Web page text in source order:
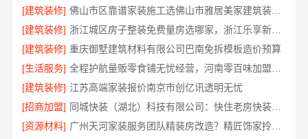
[建筑装修]
佛山市区靠谱家装施工选佛山市雅居美家建筑装饰工程有限公司
[建筑装修]
浙江城区房子整装免费量房选哪家，浙江乐享新材料有限公司
[建筑装修] 重庆御墅建筑材料有限公司巴南免拆模板造价预算
[生活服务]
[建筑装修] 江苏高端家装报价南京市创亿讯透明无忧
[招商加盟]
同城快装（湖北）科技有限公司：快住老房快装，工期保障
[资源材料]